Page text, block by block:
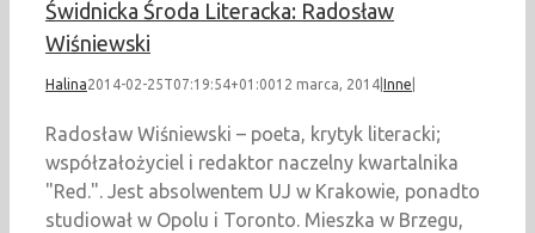
Świdnicka Środa Literacka: Radosław
Wiśniewski
Halina2014-02-25T07:19:54+01:0012 marca, 2014 Inne
Radosław Wiśniewski – poeta, krytyk literacki;
współzałożyciel i redaktor naczelny kwartalnika
"Red.". Jest absolwentem UJ w Krakowie, ponadto
studiował w Opolu i Toronto. Mieszka w Brzegu,